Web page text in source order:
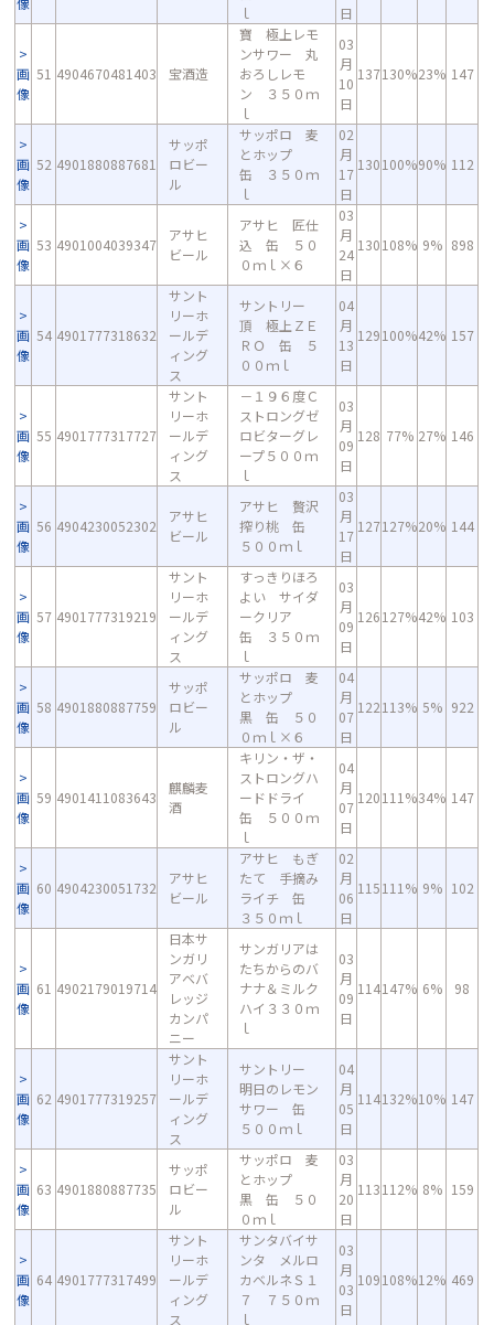
ｌ
日
画
像
51 4904670481403 宝酒造
寶 極上レモ
ンサワー 丸
おろしレモ
ン ３５０ｍ
ｌ
03
月
10
日
137130%23% 147
画
像
52 4901880887681
サッポ
ロビー
ル
サッポロ 麦
とホップ
缶 ３５０ｍ
ｌ
02
月
17
日
130100%90% 112
画
像
53 4901004039347
アサヒ
ビール
アサヒ 匠仕
込 缶 ５０
０ｍｌ×６
03
月
24
日
130108% 9% 898
画
像
54 4901777318632
サント
リーホ
ールデ
ィング
ス
サントリー
頂 極上ＺＥ
ＲＯ 缶 ５
００ｍｌ
04
月
13
日
129100%42% 157
画
像
55 4901777317727
サント
リーホ
ールデ
ィング
ス
－１９６度Ｃ
ストロングゼ
ロビターグレ
ープ５００ｍ
ｌ
03
月
09
日
128 77% 27% 146
画
像
56 4904230052302
アサヒ
ビール
アサヒ 贅沢
搾り桃 缶
５００ｍｌ
03
月
17
日
127127%20% 144
画
像
57 4901777319219
サント
リーホ
ールデ
ィング
ス
すっきりほろ
よい サイダ
ークリア
缶 ３５０ｍ
ｌ
03
月
09
日
126127%42% 103
画
像
58 4901880887759
サッポ
ロビー
ル
サッポロ 麦
とホップ
黒 缶 ５０
０ｍｌ×６
04
月
07
日
122113% 5% 922
画
像
59 4901411083643
麒麟麦
酒
キリン・ザ・
ストロングハ
ードドライ
缶 ５００ｍ
ｌ
04
月
07
日
120111%34% 147
画
像
60 4904230051732
アサヒ
ビール
アサヒ もぎ
たて 手摘み
ライチ 缶
３５０ｍｌ
02
月
06
日
115111% 9% 102
画
像
61 4902179019714
日本サ
ンガリ
アベバ
レッジ
カンパ
ニー
サンガリアは
たちからのバ
ナナ＆ミルク
ハイ３３０ｍ
ｌ
03
月
09
日
114147% 6% 98
画
像
62 4901777319257
サント
リーホ
ールデ
ィング
ス
サントリー
明日のレモン
サワー 缶
５００ｍｌ
04
月
05
日
114132%10% 147
画
像
63 4901880887735
サッポ
ロビー
ル
サッポロ 麦
とホップ
黒 缶 ５０
０ｍｌ
03
月
20
日
113112% 8% 159
画
像
64 4901777317499
サント
リーホ
ールデ
ィング
ス
サンタバイサ
ンタ メルロ
カベルネＳ１
７ ７５０ｍ
ｌ
03
月
03
日
109108%12% 469